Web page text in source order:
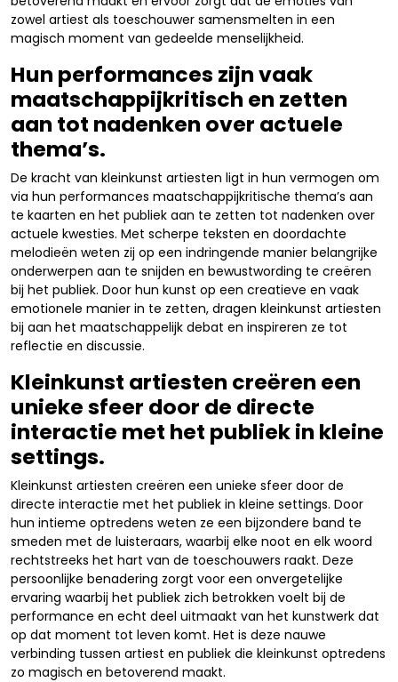
zowel artiest als toeschouwer samensmelten in een
magisch moment van gedeelde menselijkheid.
Hun performances zijn vaak
maatschappijkritisch en zetten
aan tot nadenken over actuele
thema’s.
De kracht van kleinkunst artiesten ligt in hun vermogen om
via hun performances maatschappijkritische thema’s aan
te kaarten en het publiek aan te zetten tot nadenken over
actuele kwesties. Met scherpe teksten en doordachte
melodieën weten zij op een indringende manier belangrijke
onderwerpen aan te snijden en bewustwording te creëren
bij het publiek. Door hun kunst op een creatieve en vaak
emotionele manier in te zetten, dragen kleinkunst artiesten
bij aan het maatschappelijk debat en inspireren ze tot
reflectie en discussie.
Kleinkunst artiesten creëren een
unieke sfeer door de directe
interactie met het publiek in kleine
settings.
Kleinkunst artiesten creëren een unieke sfeer door de
directe interactie met het publiek in kleine settings. Door
hun intieme optredens weten ze een bijzondere band te
smeden met de luisteraars, waarbij elke noot en elk woord
rechtstreeks het hart van de toeschouwers raakt. Deze
persoonlijke benadering zorgt voor een onvergetelijke
ervaring waarbij het publiek zich betrokken voelt bij de
performance en echt deel uitmaakt van het kunstwerk dat
op dat moment tot leven komt. Het is deze nauwe
verbinding tussen artiest en publiek die kleinkunst optredens
zo magisch en betoverend maakt.